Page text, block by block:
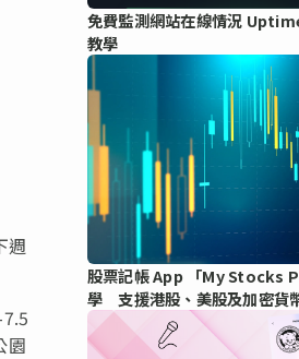
週
園
免費監測網站在線情況
教學
股票記帳 App 「My Stocks
學 支援港股、美股及加密貨